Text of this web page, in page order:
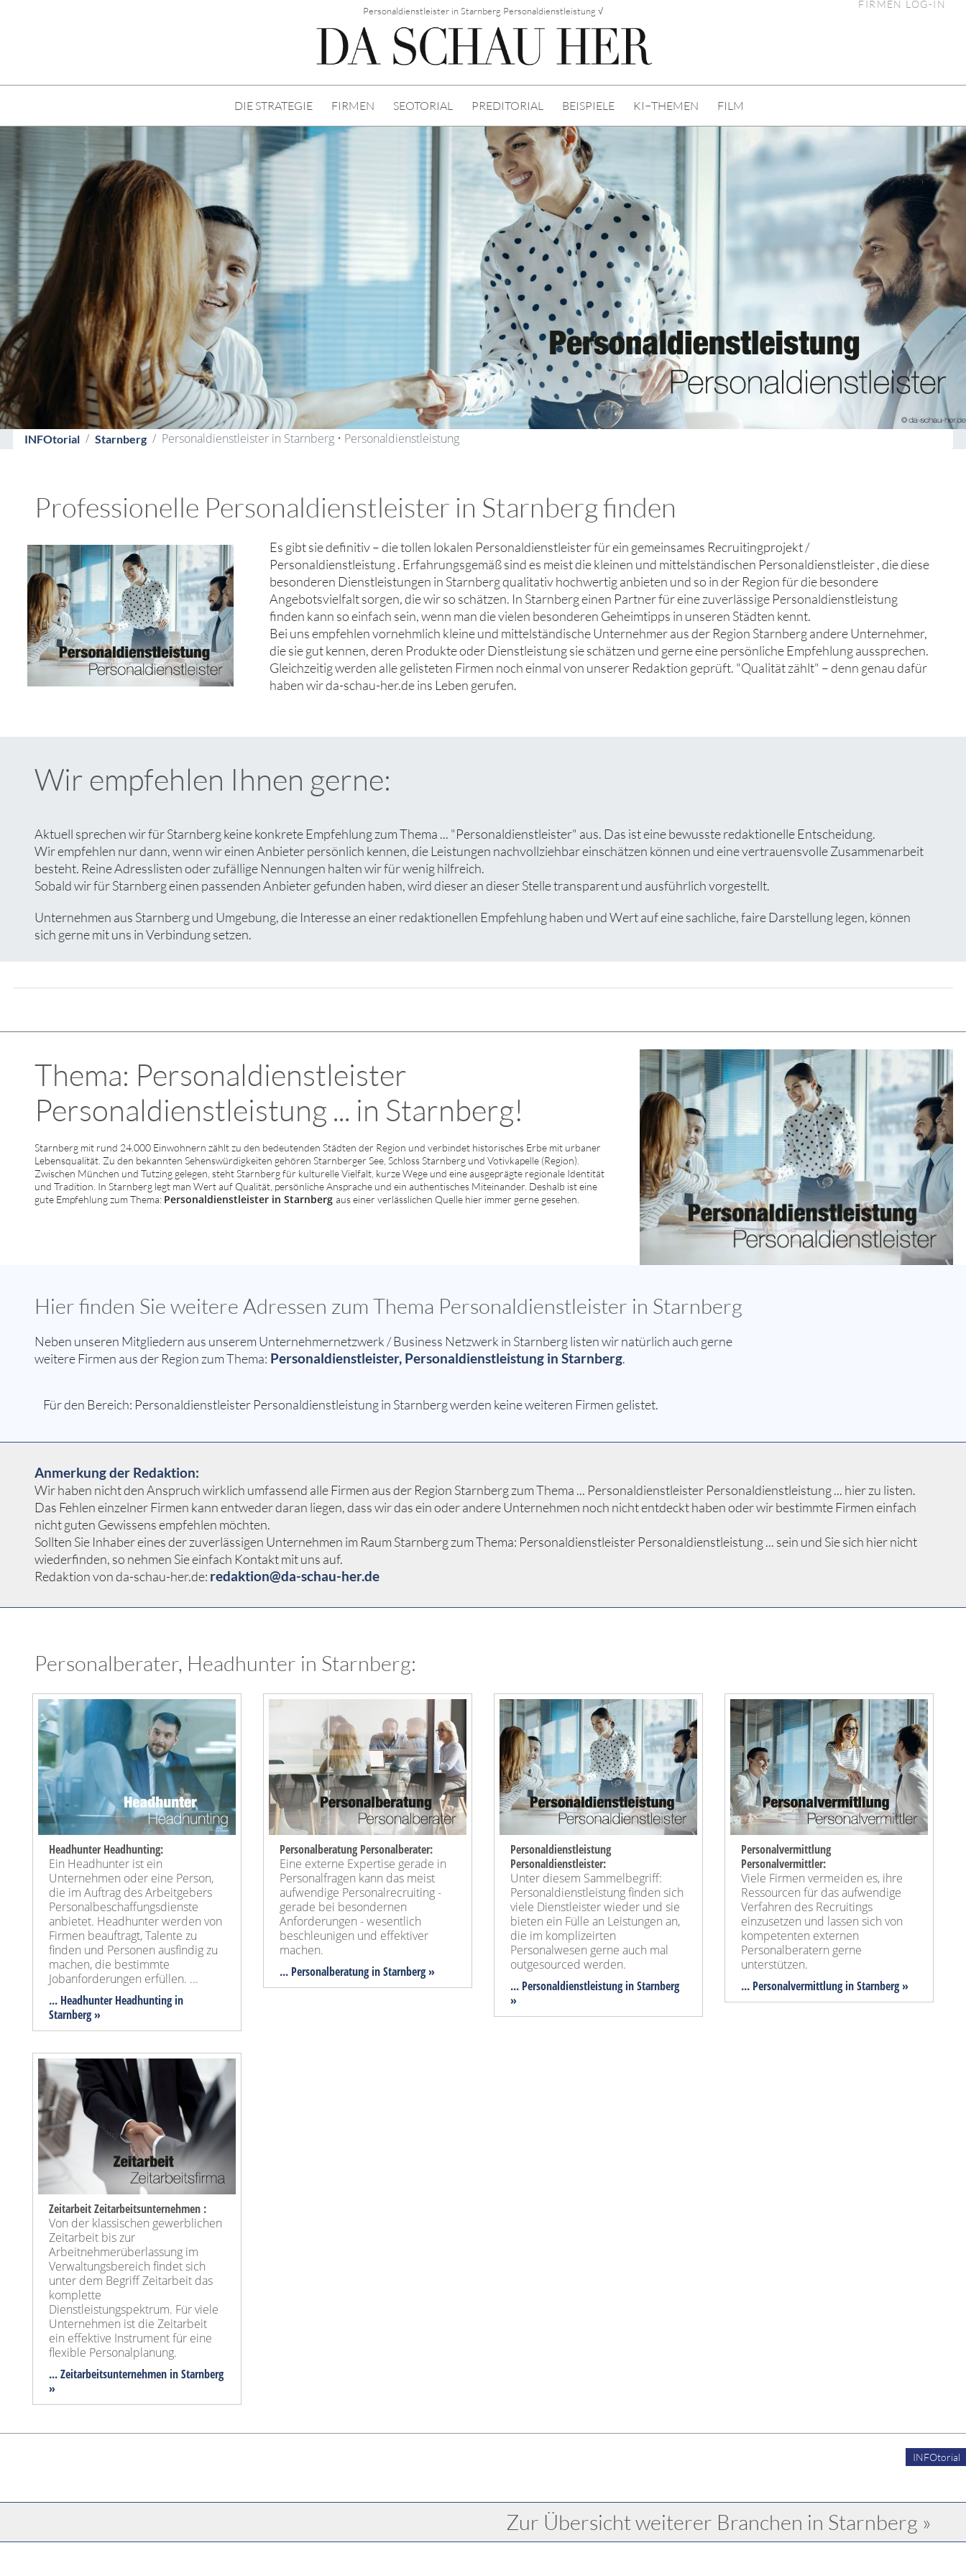
Personaldienstleister in Starnberg Personaldienstleistung √
FIRMEN LOG-IN
DIE STRATEGIE FIRMEN SEOTORIAL PREDITORIAL BEISPIELE KI−THEMEN FILM
INFOtorial Starnberg Personaldienstleister in Starnberg • Personaldienstleistung
Professionelle Personaldienstleister in Starnberg finden
Es gibt sie definitiv – die tollen lokalen Personaldienstleister für ein gemeinsames Recruitingprojekt /
Personaldienstleistung . Erfahrungsgemäß sind es meist die kleinen und mittelständischen Personaldienstleister , die diese
besonderen Dienstleistungen in Starnberg qualitativ hochwertig anbieten und so in der Region für die besondere
Angebotsvielfalt sorgen, die wir so schätzen. In Starnberg einen Partner für eine zuverlässige Personaldienstleistung
finden kann so einfach sein, wenn man die vielen besonderen Geheimtipps in unseren Städten kennt.
Bei uns empfehlen vornehmlich kleine und mittelständische Unternehmer aus der Region Starnberg andere Unternehmer,
die sie gut kennen, deren Produkte oder Dienstleistung sie schätzen und gerne eine persönliche Empfehlung aussprechen.
Gleichzeitig werden alle gelisteten Firmen noch einmal von unserer Redaktion geprüft. "Qualität zählt" – denn genau dafür
haben wir da-schau-her.de ins Leben gerufen.
Wir empfehlen Ihnen gerne:
Aktuell sprechen wir für Starnberg keine konkrete Empfehlung zum Thema ... "Personaldienstleister" aus. Das ist eine bewusste redaktionelle Entscheidung.
Wir empfehlen nur dann, wenn wir einen Anbieter persönlich kennen, die Leistungen nachvollziehbar einschätzen können und eine vertrauensvolle Zusammenarbeit
besteht. Reine Adresslisten oder zufällige Nennungen halten wir für wenig hilfreich.
Sobald wir für Starnberg einen passenden Anbieter gefunden haben, wird dieser an dieser Stelle transparent und ausführlich vorgestellt.
Unternehmen aus Starnberg und Umgebung, die Interesse an einer redaktionellen Empfehlung haben und Wert auf eine sachliche, faire Darstellung legen, können
sich gerne mit uns in Verbindung setzen.
Thema: Personaldienstleister
Personaldienstleistung ... in Starnberg!
Starnberg mit rund 24.000 Einwohnern zählt zu den bedeutenden Städten der Region und verbindet historisches Erbe mit urbaner
Lebensqualität. Zu den bekannten Sehenswürdigkeiten gehören Starnberger See, Schloss Starnberg und Votivkapelle (Region).
Zwischen München und Tutzing gelegen, steht Starnberg für kulturelle Vielfalt, kurze Wege und eine ausgeprägte regionale Identität
und Tradition. In Starnberg legt man Wert auf Qualität, persönliche Ansprache und ein authentisches Miteinander. Deshalb ist eine
gute Empfehlung zum Thema: Personaldienstleister in Starnberg aus einer verlässlichen Quelle hier immer gerne gesehen.
Hier finden Sie weitere Adressen zum Thema Personaldienstleister in Starnberg
Neben unseren Mitgliedern aus unserem Unternehmernetzwerk / Business Netzwerk in Starnberg listen wir natürlich auch gerne
weitere Firmen aus der Region zum Thema: Personaldienstleister, Personaldienstleistung in Starnberg.
Für den Bereich: Personaldienstleister Personaldienstleistung in Starnberg werden keine weiteren Firmen gelistet.
Anmerkung der Redaktion:
Wir haben nicht den Anspruch wirklich umfassend alle Firmen aus der Region Starnberg zum Thema ... Personaldienstleister Personaldienstleistung ... hier zu listen.
Das Fehlen einzelner Firmen kann entweder daran liegen, dass wir das ein oder andere Unternehmen noch nicht entdeckt haben oder wir bestimmte Firmen einfach
nicht guten Gewissens empfehlen möchten.
Sollten Sie Inhaber eines der zuverlässigen Unternehmen im Raum Starnberg zum Thema: Personaldienstleister Personaldienstleistung ... sein und Sie sich hier nicht
wiederfinden, so nehmen Sie einfach Kontakt mit uns auf.
Redaktion von da-schau-her.de: redaktion@da-schau-her.de
Personalberater, Headhunter in Starnberg:
Headhunter Headhunting:
Ein Headhunter ist ein
Unternehmen oder eine Person,
die im Auftrag des Arbeitgebers
Personalbeschaffungsdienste
anbietet. Headhunter werden von
Firmen beauftragt, Talente zu
finden und Personen ausfindig zu
machen, die bestimmte
Jobanforderungen erfüllen. ...
... Headhunter Headhunting in
Starnberg »
Personalberatung Personalberater:
Eine externe Expertise gerade in
Personalfragen kann das meist
aufwendige Personalrecruiting -
gerade bei besondernen
Anforderungen - wesentlich
beschleunigen und effektiver
machen.
... Personalberatung in Starnberg »
Personaldienstleistung
Personaldienstleister:
Unter diesem Sammelbegriff:
Personaldienstleistung finden sich
viele Dienstleister wieder und sie
bieten ein Fülle an Leistungen an,
die im komplizeirten
Personalwesen gerne auch mal
outgesourced werden.
... Personaldienstleistung in Starnberg
»
Personalvermittlung
Personalvermittler:
Viele Firmen vermeiden es, ihre
Ressourcen für das aufwendige
Verfahren des Recruitings
einzusetzen und lassen sich von
kompetenten externen
Personalberatern gerne
unterstützen.
... Personalvermittlung in Starnberg »
Zeitarbeit Zeitarbeitsunternehmen :
Von der klassischen gewerblichen
Zeitarbeit bis zur
Arbeitnehmerüberlassung im
Verwaltungsbereich findet sich
unter dem Begriff Zeitarbeit das
komplette
Dienstleistungspektrum. Für viele
Unternehmen ist die Zeitarbeit
ein effektive Instrument für eine
flexible Personalplanung.
... Zeitarbeitsunternehmen in Starnberg
»
INFOtorial
Zur Übersicht weiterer Branchen in Starnberg »